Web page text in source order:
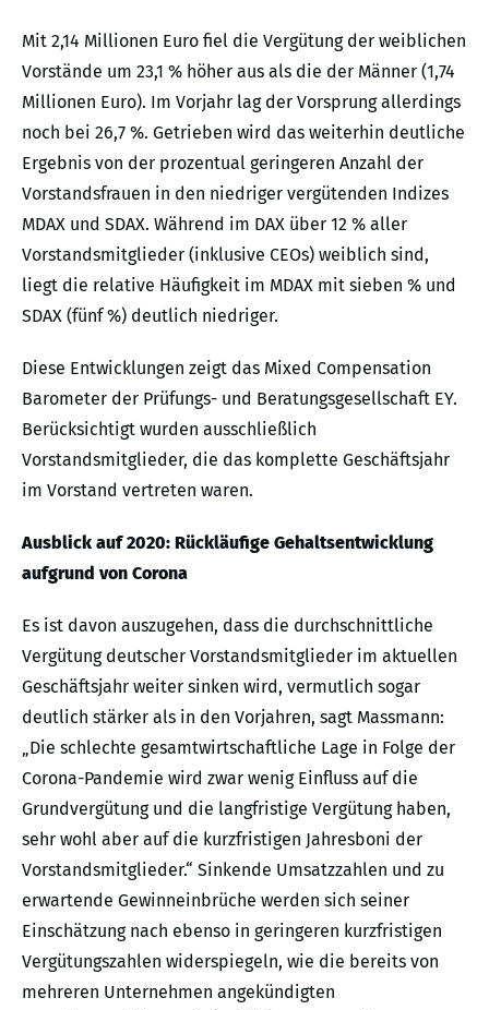
Mit 2,14 Millionen Euro fiel die Vergütung der weiblichen
Vorstände um 23,1 % höher aus als die der Männer (1,74
Millionen Euro). Im Vorjahr lag der Vorsprung allerdings
noch bei 26,7 %. Getrieben wird das weiterhin deutliche
Ergebnis von der prozentual geringeren Anzahl der
Vorstandsfrauen in den niedriger vergütenden Indizes
MDAX und SDAX. Während im DAX über 12 % aller
Vorstandsmitglieder (inklusive CEOs) weiblich sind,
liegt die relative Häufigkeit im MDAX mit sieben % und
SDAX (fünf %) deutlich niedriger.
Diese Entwicklungen zeigt das Mixed Compensation
Barometer der Prüfungs- und Beratungsgesellschaft EY.
Berücksichtigt wurden ausschließlich
Vorstandsmitglieder, die das komplette Geschäftsjahr
im Vorstand vertreten waren.
Ausblick auf 2020: Rückläufige Gehaltsentwicklung
aufgrund von Corona
Es ist davon auszugehen, dass die durchschnittliche
Vergütung deutscher Vorstandsmitglieder im aktuellen
Geschäftsjahr weiter sinken wird, vermutlich sogar
deutlich stärker als in den Vorjahren, sagt Massmann:
„Die schlechte gesamtwirtschaftliche Lage in Folge der
Corona-Pandemie wird zwar wenig Einfluss auf die
Grundvergütung und die langfristige Vergütung haben,
sehr wohl aber auf die kurzfristigen Jahresboni der
Vorstandsmitglieder.“ Sinkende Umsatzzahlen und zu
erwartende Gewinneinbrüche werden sich seiner
Einschätzung nach ebenso in geringeren kurzfristigen
Vergütungszahlen widerspiegeln, wie die bereits von
mehreren Unternehmen angekündigten